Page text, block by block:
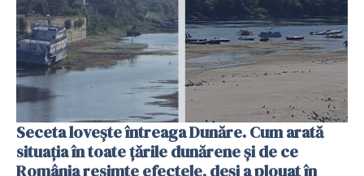
Seceta lovește întreaga Dunăre. Cum arată
situația în toate țările dunărene și de ce
România resimte efectele, deși a plouat în